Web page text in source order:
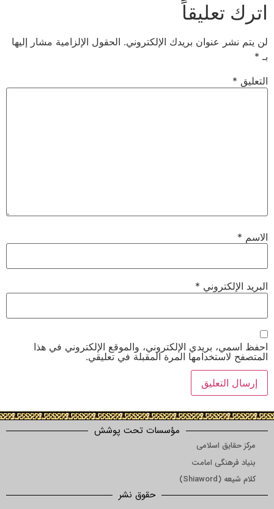
اترك تعليقاً
لن يتم نشر عنوان بريدك الإلكتروني. الحقول الإلزامية مشار إليها
بـ *
التعليق *
الاسم *
البريد الإلكتروني *
احفظ اسمي، بريدي الإلكتروني، والموقع الإلكتروني في هذا
المتصفح لاستخدامها المرة المقبلة في تعليقي.
مؤسسات تحت پوشش
مرکز حقایق اسلامی
بنیاد فرهنگی امامت
کلام شیعه (Shiaword)
حقوق نشر